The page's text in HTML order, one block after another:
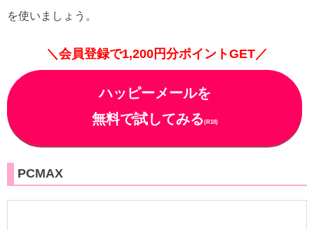
を使いましょう。
＼会員登録で1,200円分ポイントGET／
ハッピーメールを
無料で試してみる(R18)
PCMAX